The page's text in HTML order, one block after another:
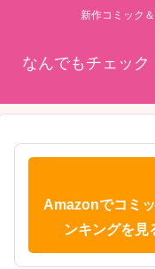
新作コミック
なんでもチェック
Amazonでコミ
ンキングを見